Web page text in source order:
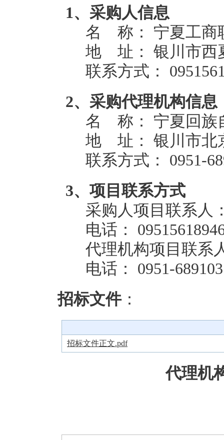
1、采购人信息
名 称： 宁夏工商
地 址： 银川市西
联系方式：
2、采购代理机构信息
名 称： 宁夏回族
地 址： 银川市北京
联系方式： 0951-
3、项目联系方式
采购人项目联系人
电话：
代理机构项目联系
电话： 0951-
招标文件：
招标文件正文.pdf
代理机